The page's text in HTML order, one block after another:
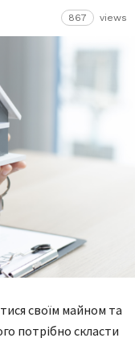
867 views
своїм майном та
потрібно скласти